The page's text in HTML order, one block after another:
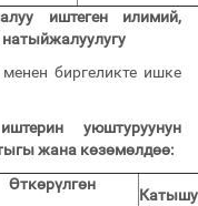
иштеген илимий,
биргеликте ишке
уюштуруунун
жана көзөмөлдөө:
Өткөрүлгөн
Катышу